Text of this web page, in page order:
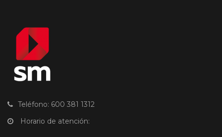
Teléfono: 600 381 1312
Horario de atención: